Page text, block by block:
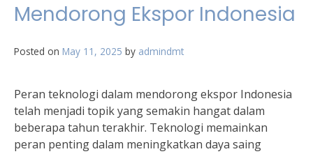
Mendorong Ekspor Indonesia
Posted on May 11, 2025 by admindmt
Peran teknologi dalam mendorong ekspor Indonesia
telah menjadi topik yang semakin hangat dalam
beberapa tahun terakhir. Teknologi memainkan
peran penting dalam meningkatkan daya saing